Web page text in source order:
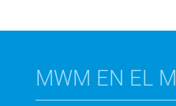
MWM EN EL